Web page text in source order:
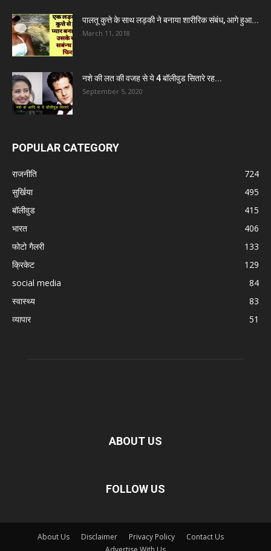
पालतू कुत्ते के साथ लड़की ने बनाया शारीरिक संबंध, आगे हुआ...
March 11, 2018
नशे की लत की वजह से ये 4 बॉलीवुड सितारे रह...
September 5, 2020
POPULAR CATEGORY
राजनीति
724
सुर्खिया
495
बॉलीवुड
415
भारत
406
फोटो गैलरी
133
क्रिकेट
129
social media
84
स्वास्थ्य
83
व्यापार
51
ABOUT US
FOLLOW US
About Us Disclaimer Privacy Policy
Contact Us